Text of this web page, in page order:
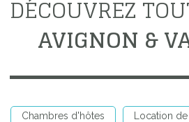
DÉCOUVREZ
AVIGNON &
Chambres d'hôtes Location